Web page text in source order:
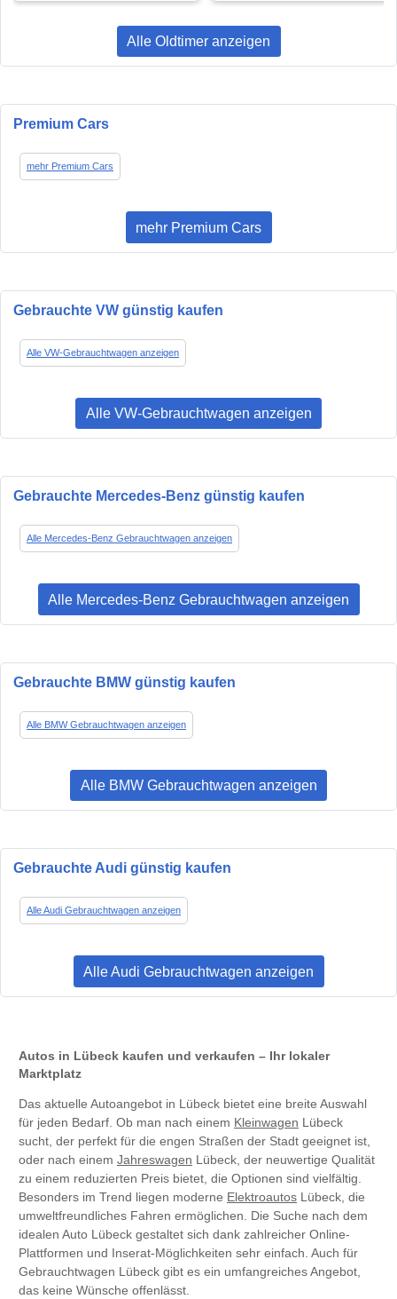
Alle Oldtimer anzeigen
Premium Cars
mehr Premium Cars
mehr Premium Cars
Gebrauchte VW günstig kaufen
Alle VW-Gebrauchtwagen anzeigen
Alle VW-Gebrauchtwagen anzeigen
Gebrauchte Mercedes-Benz günstig kaufen
Alle Mercedes-Benz Gebrauchtwagen anzeigen
Alle Mercedes-Benz Gebrauchtwagen anzeigen
Gebrauchte BMW günstig kaufen
Alle BMW Gebrauchtwagen anzeigen
Alle BMW Gebrauchtwagen anzeigen
Gebrauchte Audi günstig kaufen
Alle Audi Gebrauchtwagen anzeigen
Alle Audi Gebrauchtwagen anzeigen
Autos in Lübeck kaufen und verkaufen – Ihr lokaler
Marktplatz
Das aktuelle Autoangebot in Lübeck bietet eine breite Auswahl
für jeden Bedarf. Ob man nach einem Kleinwagen Lübeck
sucht, der perfekt für die engen Straßen der Stadt geeignet ist,
oder nach einem Jahreswagen Lübeck, der neuwertige Qualität
zu einem reduzierten Preis bietet, die Optionen sind vielfältig.
Besonders im Trend liegen moderne Elektroautos Lübeck, die
umweltfreundliches Fahren ermöglichen. Die Suche nach dem
idealen Auto Lübeck gestaltet sich dank zahlreicher Online-
Plattformen und Inserat-Möglichkeiten sehr einfach. Auch für
Gebrauchtwagen Lübeck gibt es ein umfangreiches Angebot,
das keine Wünsche offenlässt.